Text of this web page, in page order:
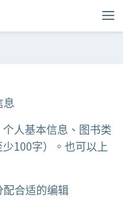
息
人基本信息、图书类
100字）。也可以上
合适的编辑